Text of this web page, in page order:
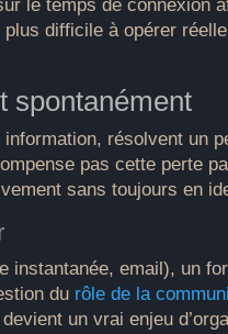
le temps de connexion
difficile à opérer
spontanément
résolvent un
pas cette perte
sans toujours en
email), un
du rôle de la
un vrai enjeu